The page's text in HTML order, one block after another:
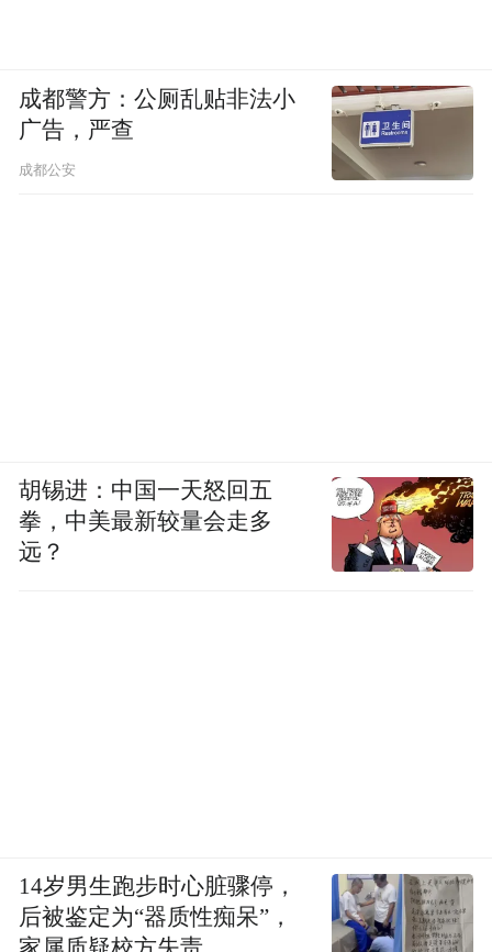
成都警方：公厕乱贴非法小
广告，严查
成都公安
胡锡进：中国一天怒回五
拳，中美最新较量会走多
远？
14岁男生跑步时心脏骤停，
后被鉴定为“器质性痴呆”，